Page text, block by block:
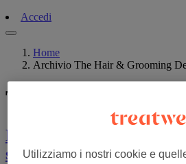
Accedi
Home
Archivio The Hair & Grooming
The Hair &
Balayage: tutto quello che
sul colore baciato dal sole
Utilizziamo i nostri cookie e